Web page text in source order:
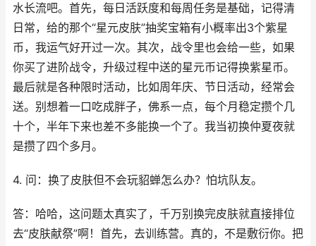
水长流吧。首先，每日活跃度和每周任务是基础，记得清
日常，给的那个“星元皮肤”抽奖宝箱有小概率出3个紫星
币，我运气好开过一次。其次，战令里也会给一些，如果
你买了进阶战令，升级过程中送的星元币记得换紫星币。
最后就是各种限时活动，比如周年庆、节日活动，经常会
送。别想着一口吃成胖子，佛系一点，每个月稳定攒个几
十个，半年下来也差不多能换一个了。我当初换仲夏夜就
是攒了四个多月。
4. 问：换了皮肤但不会玩貂蝉怎么办？怕坑队友。
答：哈哈，这问题太真实了，千万别换完皮肤就直接排位
去“皮肤献祭”啊！首先，去训练营。真的，不是敷衍你。把